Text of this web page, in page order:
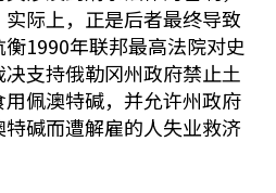
际上，正是后者最终导致
1990年联邦最高法院对史
支持俄勒冈州政府禁止土
佩澳特碱，并允许州政府
碱而遭解雇的人失业救济